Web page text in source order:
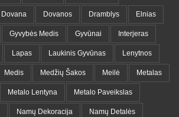
Dovana Dovanos Dramblys Elnias
Gyvybės Medis Gyvūnai Interjeras
Lapas Laukinis Gyvūnas Lenytnos
Medis Medžių Šakos Meilė Metalas
Metalo Lentyna Metalo Paveikslas
Namų Dekoracija Namų Detalės